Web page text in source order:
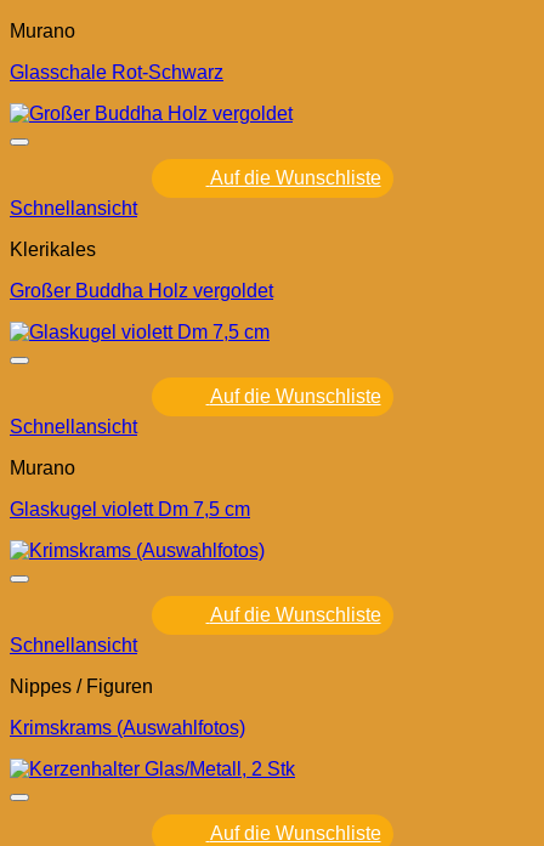
Murano
Glasschale Rot-Schwarz
Auf die Wunschliste
Schnellansicht
Klerikales
Großer Buddha Holz vergoldet
Auf die Wunschliste
Schnellansicht
Murano
Glaskugel violett Dm 7,5 cm
Auf die Wunschliste
Schnellansicht
Nippes / Figuren
Krimskrams (Auswahlfotos)
Auf die Wunschliste